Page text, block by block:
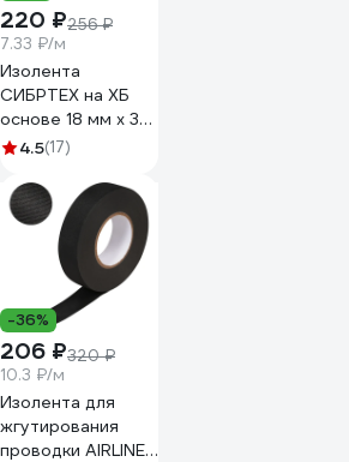
220 ₽256 ₽
7.33 ₽/м
Изолента
СИБРТЕХ на ХБ
основе 18 мм х 30
м, 300 гр. 88762
4.5(17)
-36%
206 ₽320 ₽
10.3 ₽/м
Изолента для
жгутирования
проводки AIRLINE